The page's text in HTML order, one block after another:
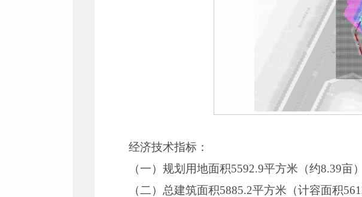
经济技术指标：
（一）规划用地面积5592.9平方米（约8.39亩）
（二）总建筑面积5885.2平方米（计容面积